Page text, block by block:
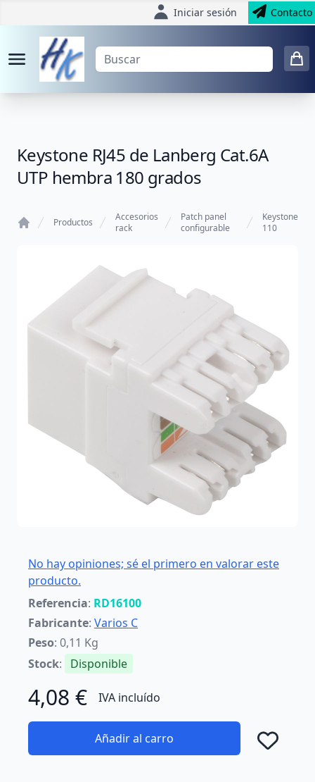
Iniciar sesión Contacto
Keystone RJ45 de Lanberg Cat.6A
UTP hembra 180 grados
Productos
Accesorios
rack
Patch panel
configurable
Keystone
110
No hay opiniones; sé el primero en valorar este
producto.
Referencia: RD16100
Fabricante: Varios C
Peso: 0,11 Kg
Stock: Disponible
4,08 € IVA incluído
Añadir al carro